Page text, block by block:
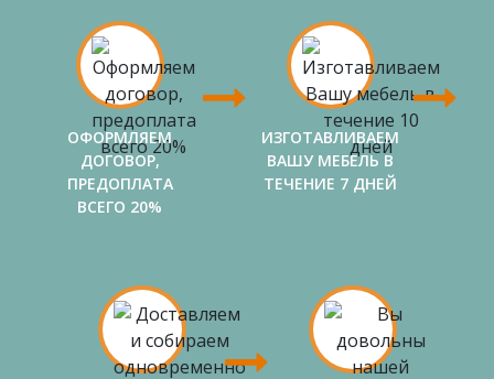
ОФОРМЛЯЕМ
ДОГОВОР,
ПРЕДОПЛАТА
ВСЕГО 20%
ИЗГОТАВЛИВАЕМ
ВАШУ МЕБЕЛЬ В
ТЕЧЕНИЕ 7 ДНЕЙ